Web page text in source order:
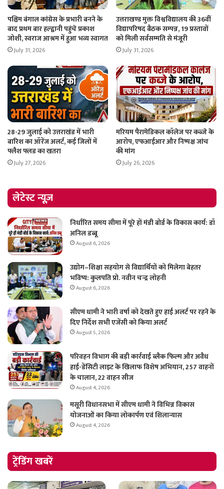
पश्चिम बंगाल कांग्रेस के प्रभारी बनने के
बाद प्रथम बार हल्द्वानी पहुंचे प्रकाश
जोशी, स्वराज आश्रम में हुआ भव्य स्वागत
July 31, 2026
उत्तराखण्ड मुक्त विश्वविद्यालय की 36वीं
विद्यापरिषद बैठक सम्पन्न, 19 प्रस्तावों
को मिली सर्वसम्मति से मंजूरी
July 31, 2026
28-29 जुलाई को उत्तराखंड में भारी
बारिश का ऑरेंज अलर्ट, कई जिलों में
फ्लैश फ्लड का खतरा
July 27, 2026
मरियम पैरामेडिकल कॉलेज पर कब्जे के
आरोप, एफआईआर और निष्पक्ष जांच
की मांग
July 26, 2026
लेटेस्ट न्यूज़
निर्धारित समय सीमा में पूरे हों मंडी बोर्ड के विकास कार्य: डॉ
अनिल डब्बू
August 6, 2026
उद्योग–शिक्षा सहयोग से विद्यार्थियों को मिलेगा बेहतर
भविष्य: कुलपति प्रो. नवीन चन्द्र लोहनी
August 6, 2026
सीएम धामी ने भारी वर्षा को देखते हुए हाई अलर्ट पर रहने के
दिए निर्देश सभी एजेंसी को किया अलर्ट
August 5, 2026
परिवहन विभाग की बड़ी कार्रवाई ब्लैक फिल्म और अवैध
हाई-डेंसिटी लाइट के खिलाफ विशेष अभियान, 257 वाहनों
के चालान, 22 वाहन सीज
August 4, 2026
मसूरी विधानसभा में सीएम धामी ने विभिन्न विकास
योजनाओं का किया लोकार्पण एवं शिलान्यास
August 4, 2026
ट्रेंडिंग खबरें